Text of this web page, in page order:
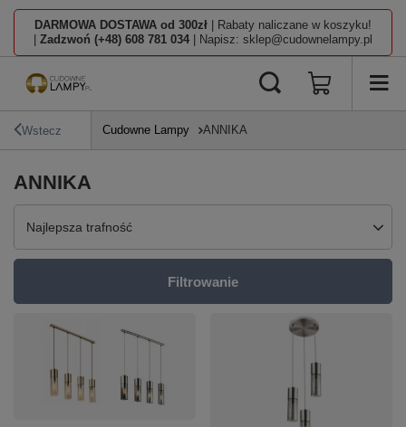
DARMOWA DOSTAWA od 300zł | Rabaty naliczane w koszyku!
Zadzwoń (+48) 608 781 034 | Napisz: sklep@cudownelampy.pl
Wstecz Cudowne Lampy ANNIKA
ANNIKA
Zmień sortowanie
Najlepsza trafność
Filtrowanie